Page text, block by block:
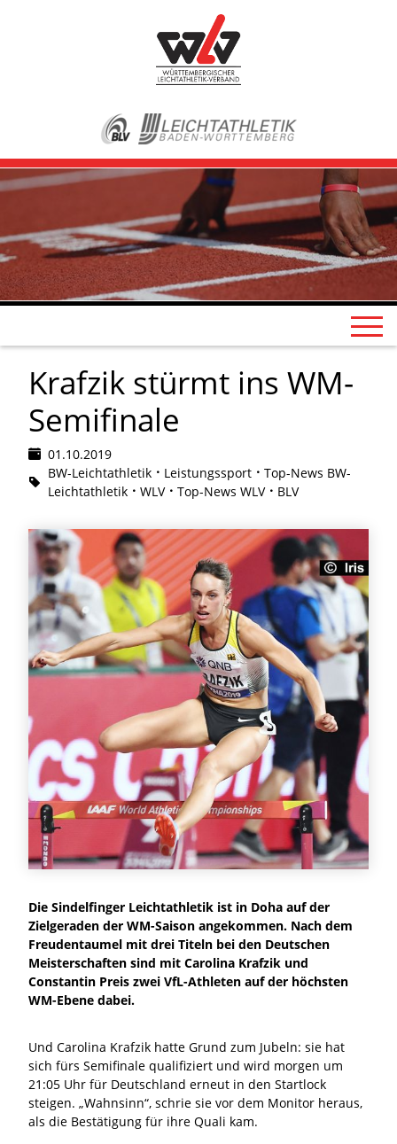
Krafzik stürmt ins WM-
Semifinale
01.10.2019
BW-Leichtathletik
Leistungssport
Top-News BW-
Leichtathletik
WLV Top-News WLV BLV
Die Sindelfinger Leichtathletik ist in Doha auf der
Zielgeraden der WM-Saison angekommen. Nach dem
Freudentaumel mit drei Titeln bei den Deutschen
Meisterschaften sind mit Carolina Krafzik und
Constantin Preis zwei VfL-Athleten auf der höchsten
WM-Ebene dabei.
Und Carolina Krafzik hatte Grund zum Jubeln: sie hat
sich fürs Semifinale qualifiziert und wird morgen um
21:05 Uhr für Deutschland erneut in den Startlock
steigen. „Wahnsinn“, schrie sie vor dem Monitor heraus,
als die Bestätigung für ihre Quali kam.